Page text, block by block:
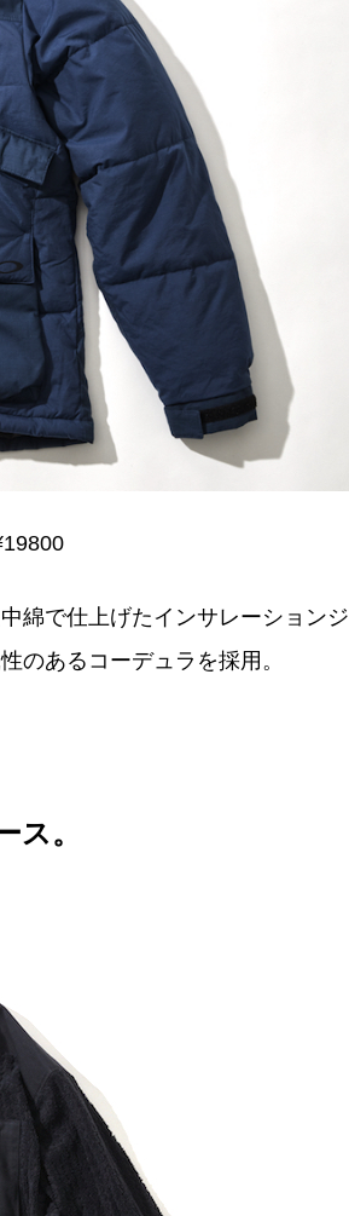
綿で仕上げたインサレーションジ
のあるコーデュラを採用。
。